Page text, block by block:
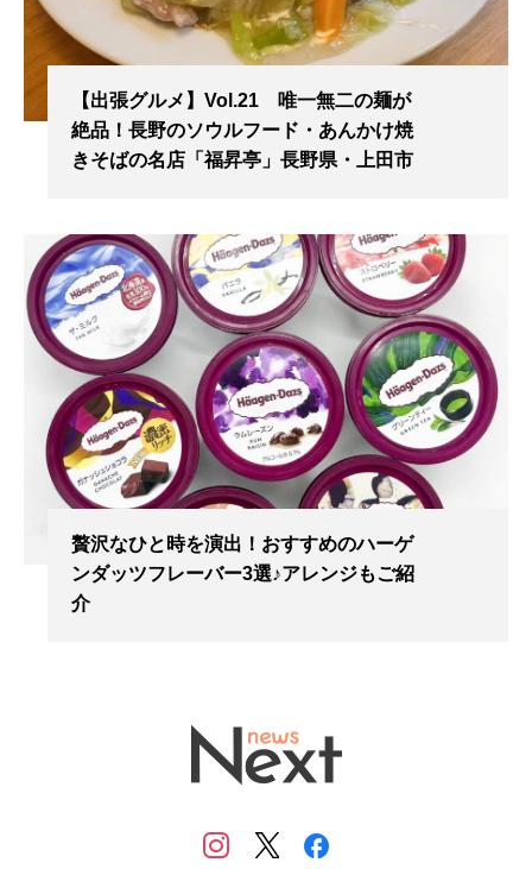
【出張グルメ】Vol.21 唯一無二の麺が
絶品！長野のソウルフード・あんかけ焼
きそばの名店「福昇亭」長野県・上田市
贅沢なひと時を演出！おすすめのハーゲ
ンダッツフレーバー3選♪アレンジもご紹
介